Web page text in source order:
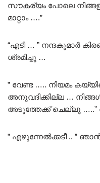
സൗകര്യം പോലെ
മാറ്റാം ….”
“എടീ … ” നന്ദകുമാർ
ശ്രമിച്ചു …
” വേണ്ട ….. നിയമം
അനുവദിക്കില്ല …
അടുത്തേക്ക് ചെല്ലൂ
” എഴുന്നേൽക്കടീ .. ”